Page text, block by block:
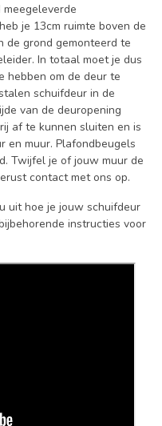
je 13cm ruimte boven de
de grond gemonteerd te
In totaal moet je dus
hebben om de deur te
schuifdeur in de
van de deuropening
af te kunnen sluiten en is
en muur. Plafondbeugels
Twijfel je of jouw muur de
contact met ons op.
uit hoe je jouw schuifdeur
instructies voor